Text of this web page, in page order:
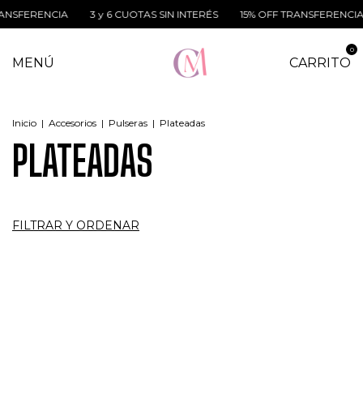
3 y 6 CUOTAS SIN INTERÉS 15% OFF TRANSFERENCIA 3
MENÚ CARRITO
0
Inicio | Accesorios | Pulseras | Plateadas
PLATEADAS
FILTRAR Y ORDENAR